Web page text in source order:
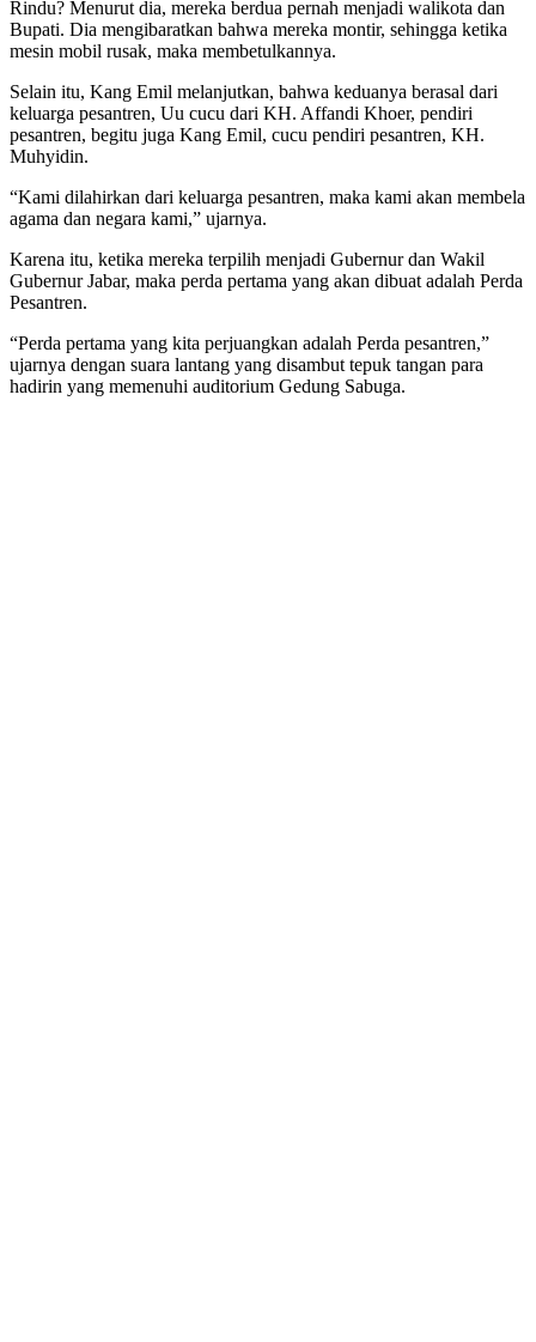
Rindu? Menurut dia, mereka berdua pernah menjadi walikota dan
Bupati. Dia mengibaratkan bahwa mereka montir, sehingga ketika
mesin mobil rusak, maka membetulkannya.
Selain itu, Kang Emil melanjutkan, bahwa keduanya berasal dari
keluarga pesantren, Uu cucu dari KH. Affandi Khoer, pendiri
pesantren, begitu juga Kang Emil, cucu pendiri pesantren, KH.
Muhyidin.
“Kami dilahirkan dari keluarga pesantren, maka kami akan membela
agama dan negara kami,” ujarnya.
Karena itu, ketika mereka terpilih menjadi Gubernur dan Wakil
Gubernur Jabar, maka perda pertama yang akan dibuat adalah Perda
Pesantren.
“Perda pertama yang kita perjuangkan adalah Perda pesantren,”
ujarnya dengan suara lantang yang disambut tepuk tangan para
hadirin yang memenuhi auditorium Gedung Sabuga.